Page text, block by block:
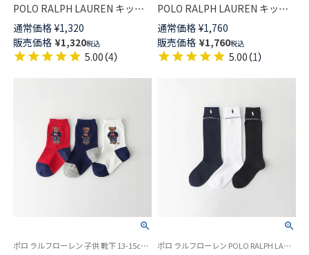
POLO RALPH LAUREN キッズ
RL Layette 二つ折り ショート
丈 ソックス 04885465
通常価格 ¥1,320
販売価格 ¥1,320税込
5.00（4）
POLO RALPH LAUREN キッズ
ソックス アメリカーナベア ク
ルー丈 04863745
通常価格 ¥1,760
販売価格 ¥1,760税込
5.00（1）
ポロ ラルフローレン 子供 靴下 13-15cm 16-18cm ポロ ラルフローレン POLO RALPH LAUREN キッズ 子供 靴下 旧04813673